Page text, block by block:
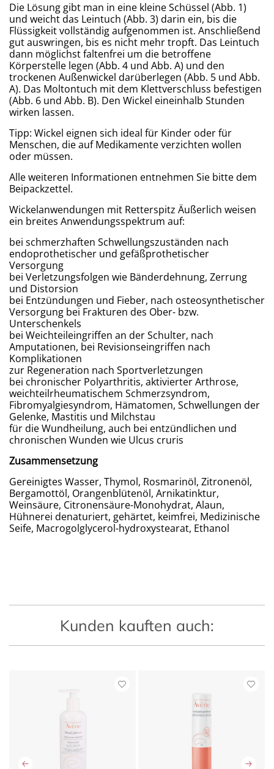
Die Lösung gibt man in eine kleine Schüssel (Abb. 1)
und weicht das Leintuch (Abb. 3) darin ein, bis die
Flüssigkeit vollständig aufgenommen ist. Anschließend
gut auswringen, bis es nicht mehr tropft. Das Leintuch
dann möglichst faltenfrei um die betroffene
Körperstelle legen (Abb. 4 und Abb. A) und den
trockenen Außenwickel darüberlegen (Abb. 5 und Abb.
A). Das Moltontuch mit dem Klettverschluss befestigen
(Abb. 6 und Abb. B). Den Wickel eineinhalb Stunden
wirken lassen.
Tipp: Wickel eignen sich ideal für Kinder oder für
Menschen, die auf Medikamente verzichten wollen
oder müssen.
Alle weiteren Informationen entnehmen Sie bitte dem
Beipackzettel.
Wickelanwendungen mit Retterspitz Äußerlich weisen
ein breites Anwendungsspektrum auf:
bei schmerzhaften Schwellungszuständen nach
endoprothetischer und gefäßprothetischer
Versorgung
bei Verletzungsfolgen wie Bänderdehnung, Zerrung
und Distorsion
bei Entzündungen und Fieber, nach osteosynthetischer
Versorgung bei Frakturen des Ober- bzw.
Unterschenkels
bei Weichteileingriffen an der Schulter, nach
Amputationen, bei Revisionseingriffen nach
Komplikationen
zur Regeneration nach Sportverletzungen
bei chronischer Polyarthritis, aktivierter Arthrose,
weichteilrheumatischem Schmerzsyndrom,
Fibromyalgiesyndrom, Hämatomen, Schwellungen der
Gelenke, Mastitis und Milchstau
für die Wundheilung, auch bei entzündlichen und
chronischen Wunden wie Ulcus cruris
Zusammensetzung
Gereinigtes Wasser, Thymol, Rosmarinöl, Zitronenöl,
Bergamottöl, Orangenblütenöl, Arnikatinktur,
Weinsäure, Citronensäure-Monohydrat, Alaun,
Hühnerei denaturiert, gehärtet, keimfrei, Medizinische
Seife, Macrogolglycerol-hydroxystearat, Ethanol
Kunden kauften auch: